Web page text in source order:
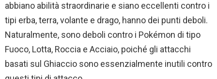
abbiano abilità straordinarie e siano eccellenti contro i
tipi erba, terra, volante e drago, hanno dei punti deboli.
Naturalmente, sono deboli contro i Pokémon di tipo
Fuoco, Lotta, Roccia e Acciaio, poiché gli attacchi
basati sul Ghiaccio sono essenzialmente inutili contro